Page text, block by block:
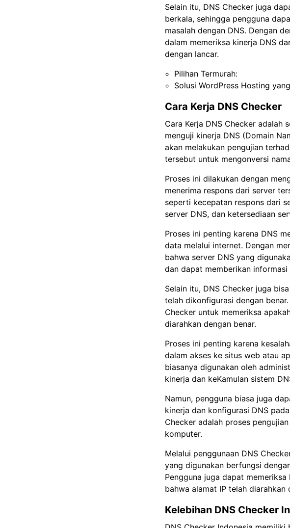
Selain itu, DNS Checker juga
berkala, sehingga pengguna
masalah dengan DNS. Dengan
dalam memeriksa kinerja DNS
dengan lancar.
Pilihan Termurah:
Solusi WordPress Hosting
Cara Kerja DNS Checker
Cara Kerja DNS Checker adalah
menguji kinerja DNS (Domain
akan melakukan pengujian
tersebut untuk mengonversi
Proses ini dilakukan dengan
menerima respons dari server
seperti kecepatan respons dari
server DNS, dan ketersediaan
Proses ini penting karena DNS
data melalui internet. Dengan
bahwa server DNS yang
dan dapat memberikan informasi
Selain itu, DNS Checker juga
telah dikonfigurasi dengan
Checker untuk memeriksa
diarahkan dengan benar.
Proses ini penting karena
dalam akses ke situs web atau
biasanya digunakan oleh
kinerja dan keKamulan sistem
Namun, pengguna biasa juga
kinerja dan konfigurasi DNS
Checker adalah proses
komputer.
Melalui penggunaan DNS
yang digunakan berfungsi
Pengguna juga dapat
bahwa alamat IP telah diarahkan
Kelebihan DNS Checker